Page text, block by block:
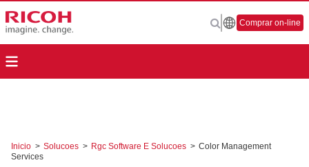
Comprar on-line
Inicio > Solucoes > Rgc Software E Solucoes > Color Management
Services